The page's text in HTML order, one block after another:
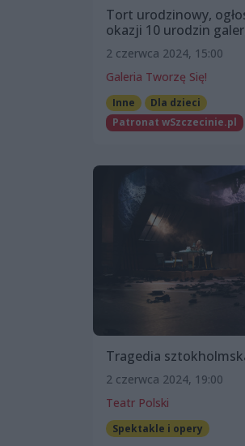
Tort urodzinowy,
okazji 10 urodzin
2 czerwca 2024, 15:00
Galeria Tworzę Się!
Inne
Dla dzieci
Patronat wSzczecinie.pl
Tragedia
2 czerwca 2024, 19:00
Teatr Polski
Spektakle i opery